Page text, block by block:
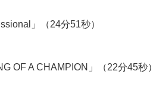
」（24分51秒）
OF A CHAMPION」（22分45秒）